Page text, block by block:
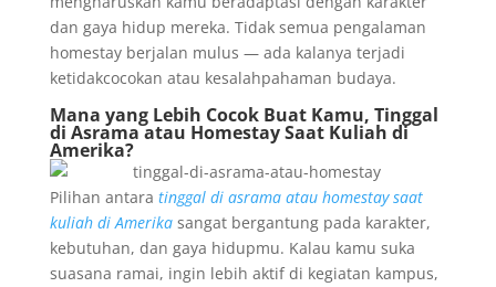
dan gaya hidup mereka. Tidak semua pengalaman
homestay berjalan mulus — ada kalanya terjadi
ketidakcocokan atau kesalahpahaman budaya.
Mana yang Lebih Cocok Buat Kamu, Tinggal
di Asrama atau Homestay Saat Kuliah di
Amerika?
Pilihan antara tinggal di asrama atau homestay saat
kuliah di Amerikasangat bergantung pada karakter,
kebutuhan, dan gaya hidupmu. Kalau kamu suka
suasana ramai, ingin lebih aktif di kegiatan kampus,